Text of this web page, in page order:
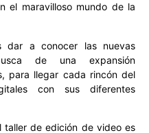
el maravilloso mundo de la
dar a conocer las nuevas
de una expansión
para llegar cada rincón del
con sus diferentes
taller de edición de video es